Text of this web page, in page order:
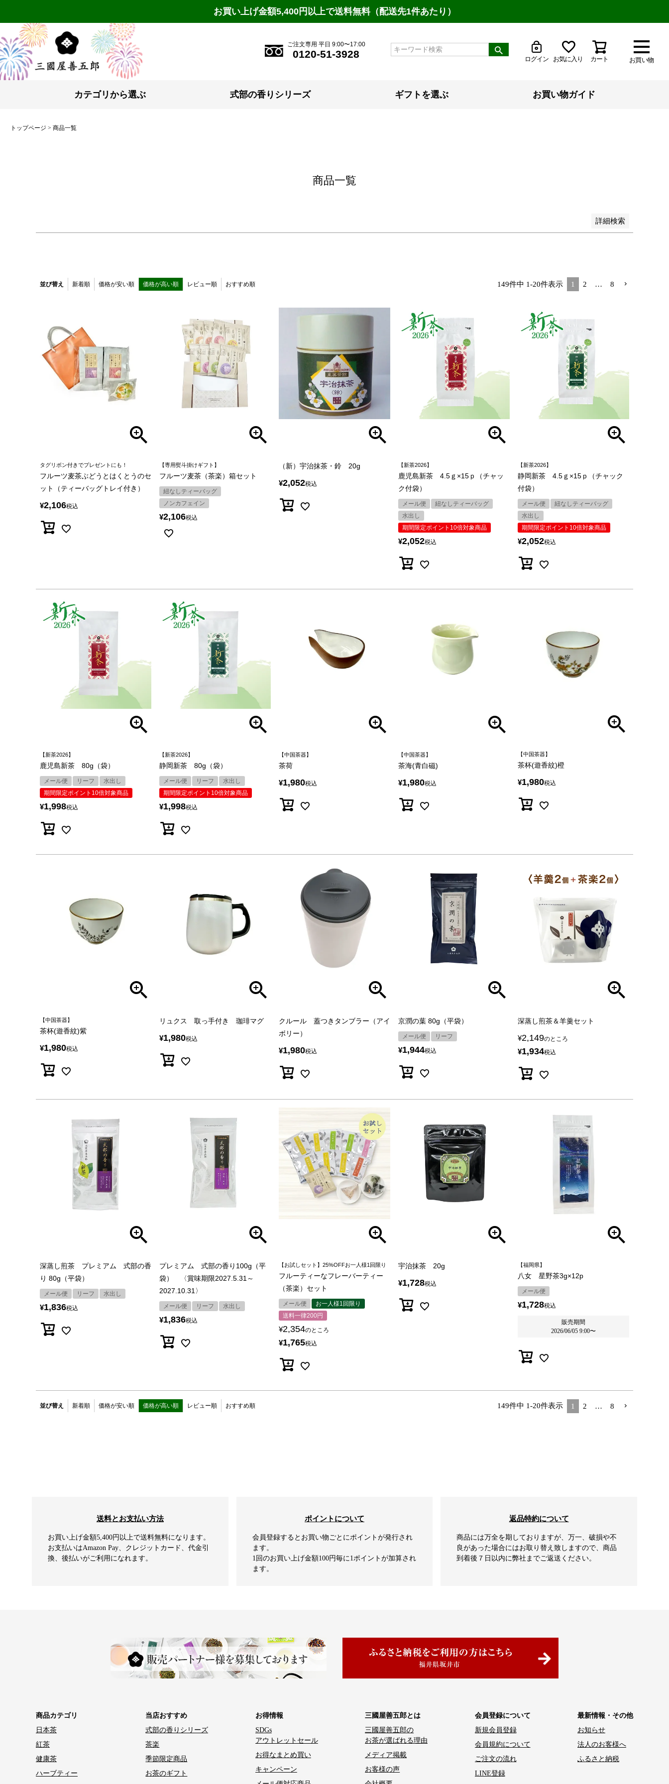
お買い上げ金額5,400円以上で送料無料（配送先1件あたり）
お買い物
ご注文専用 平日 9:00〜17:00
0120-51-3928 ログイン お気に入り カート
カテゴリから選ぶ 式部の香りシリーズ ギフトを選ぶ お買い物ガイド
トップページ 商品一覧
商品一覧
詳細検索
価格
在庫なし商品
商品番号/JANコード
予約商品のみを表示
並び替え 新着順 価格が安い順 価格が高い順 レビュー順 おすすめ順 149件中 1-20件表示 1 2 … 8
タグリボン付きでプレゼントにも！
フルーツ麦茶ぶどうとはくとうのセ
ット（ティーバッグトレイ付き）
¥2,106税込
【専用熨斗掛けギフト】
フルーツ麦茶（茶楽）箱セット
紐なしティーバッグ
ノンカフェイン
¥2,106税込
（新）宇治抹茶・鈴 20g
¥2,052税込
【新茶2026】
鹿児島新茶 4.5ｇ×15ｐ（チャッ
ク付袋）
メール便
紐なしティーバッグ
水出し
期間限定ポイント10倍対象商品
¥2,052税込
【新茶2026】
静岡新茶 4.5ｇ×15ｐ（チャック
付袋）
メール便
紐なしティーバッグ
水出し
期間限定ポイント10倍対象商品
¥2,052税込
【新茶2026】
鹿児島新茶 80g（袋）
メール便 リーフ
水出し
期間限定ポイント10倍対象商品
¥1,998税込
【新茶2026】
静岡新茶 80g（袋）
メール便 リーフ
水出し
期間限定ポイント10倍対象商品
¥1,998税込
【中国茶器】
茶荷
¥1,980税込
【中国茶器】
茶海(青白磁)
¥1,980税込
【中国茶器】
茶杯(遊香紋)橙
¥1,980税込
【中国茶器】
茶杯(遊香紋)紫
¥1,980税込
リュクス 取っ手付き 珈琲マグ
¥1,980税込
クルール 蓋つきタンブラー（アイ
ボリー）
¥1,980税込
京潤の葉 80g（平袋）
メール便 リーフ
¥1,944税込
深蒸し煎茶＆羊羹セット
¥2,149のところ
¥1,934税込
深蒸し煎茶 プレミアム 式部の香
り 80g（平袋）
メール便 リーフ 水出し
¥1,836税込
プレミアム 式部の香り100g（平
袋） 〈賞味期限2027.5.31～
2027.10.31〉
メール便 リーフ 水出し
¥1,836税込
【お試しセット】25%OFFお一人様1回限り
フルーティーなフレーバーティー
（茶楽）セット
メール便
お一人様1回限り
送料一律200円
¥2,354のところ
¥1,765税込
宇治抹茶 20g
¥1,728税込
【福岡県】
八女 星野茶3g×12p
メール便
¥1,728税込
販売期間
2026/06/05 9:00〜
並び替え 新着順 価格が安い順 価格が高い順 レビュー順 おすすめ順 149件中 1-20件表示 1 2 … 8
送料とお支払い方法
お買い上げ金額5,400円以上で送料無料になります。
お支払いはAmazon Pay、クレジットカード、代金引
換、後払いがご利用になれます。
ポイントについて
会員登録するとお買い物ごとにポイントが発行され
ます。
1回のお買い上げ金額100円毎に1ポイントが加算され
ます。
返品特約について
商品には万全を期しておりますが、万一、破損や不
良があった場合にはお取り替え致しますので、商品
到着後７日以内に弊社までご返送ください。
商品カテゴリ
日本茶
紅茶
健康茶
ハーブティー
当店おすすめ
式部の香りシリーズ
茶楽
季節限定商品
お茶のギフト
お得情報
SDGs
アウトレットセール
お得なまとめ買い
キャンペーン
三國屋善五郎とは
三國屋善五郎の
お茶が選ばれる理由
メディア掲載
お客様の声
会員登録について
新規会員登録
会員規約について
ご注文の流れ
LINE登録
最新情報・その他
お知らせ
法人のお客様へ
ふるさと納税